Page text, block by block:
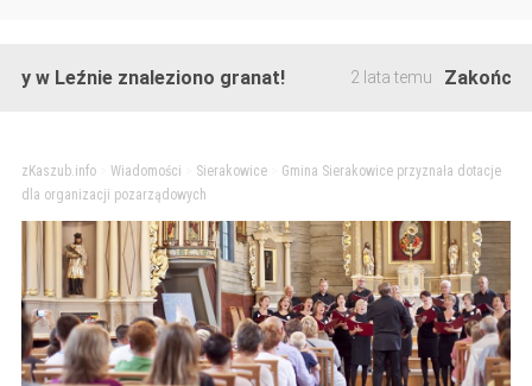
znaleziono granat! 2 lata temu Zakończono
zKaszub.info> Wiadomości Sierakowice> Gmina Sierakowice przyznała dotacje
dla organizacji pozarządowych